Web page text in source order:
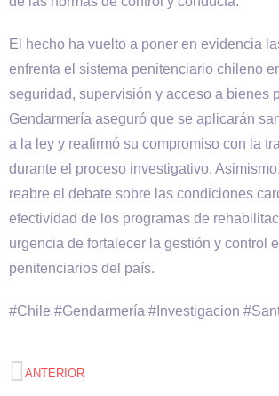
El hecho ha vuelto a poner en evidencia
enfrenta el sistema penitenciario chileno
seguridad, supervisión y acceso a bienes
Gendarmería aseguró que se aplicarán
a la ley y reafirmó su compromiso con la
durante el proceso investigativo.
reabre el debate sobre las condiciones
efectividad de los programas de
urgencia de fortalecer la gestión y control
penitenciarios del país.
#Chile #Gendarmería #Investigacion
ANTERIOR